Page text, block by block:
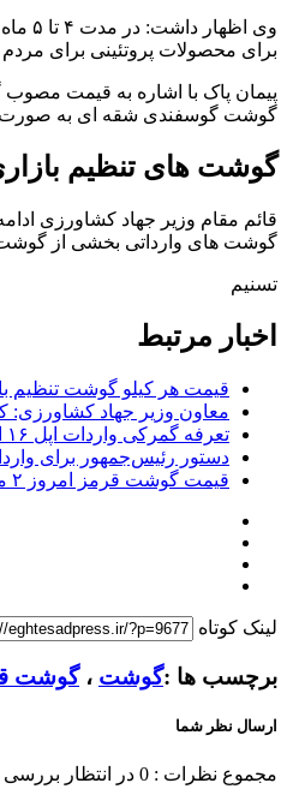
وی
برای محصولات پروتئینی برای
گوشت گوسفندی شقه ای به صورت بسته بدی شده ۳۱۶ هزار تومان عرضه می‌شود که این محصول به صورت ران، سردست و
گوشت های تنظیم
قائم مقام وزیر جهاد کشاورزی
گوشت های وارداتی بخشی از گوشت
تسنیم
اخبار مرتبط
قیمت هر کیلو گوشت
معاون وزیر جهاد
تعرفه گمرکی واردات اپل ۱۶ اعلام شد
دستور رئیس‌جمهور برای
قیمت گوشت قرمز امروز ۲ مرداد ۱۴۰۳
لینک کوتاه
برچسب ها :گوشت ،گوشت
ارسال نظر شما
مجموع نظرات : 0 در انتظار بررسی :